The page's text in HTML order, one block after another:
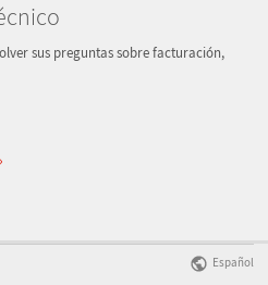
sus preguntas sobre facturación,
Español